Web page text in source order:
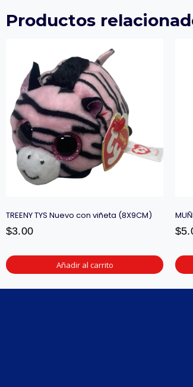
Productos
TREENY TYS Nuevo con viñeta (8X9CM)
$3.00
Añadir al carrito
$